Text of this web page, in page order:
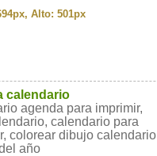
Alto: 501px
calendario
agenda para imprimir,
calendario para
colorear dibujo calendario
año